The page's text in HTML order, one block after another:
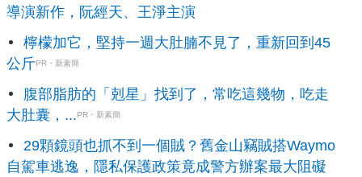
導演新作，阮經天、王淨主演
檸檬加它，堅持一週大肚腩不見了，重新回到45
公斤PR・新素簡
腹部脂肪的「剋星」找到了，常吃這幾物，吃走
大肚囊，...PR・新素簡
29顆鏡頭也抓不到一個賊？舊金山竊賊搭Waymo
自駕車逃逸，隱私保護政策竟成警方辦案最大阻礙